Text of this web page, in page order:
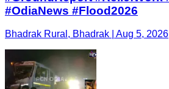
#OdiaNews #Flood2026
Bhadrak Rural, Bhadrak | Aug 5, 2026